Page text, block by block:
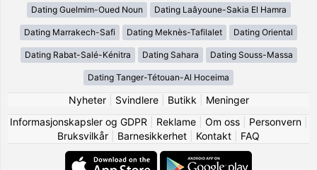
Dating Guelmim-Oued Noun Dating Laâyoune-Sakia El Hamra
Dating Marrakech-Safi Dating Meknès-Tafilalet Dating Oriental
Dating Rabat-Salé-Kénitra Dating Sahara Dating Souss-Massa
Dating Tanger-Tétouan-Al Hoceima
Nyheter| Svindlere| Butikk
Meninger
Informasjonskapsler og GDPR
Reklame| Om oss| Personvern|
Bruksvilkår
Barnesikkerhet Kontakt FAQ